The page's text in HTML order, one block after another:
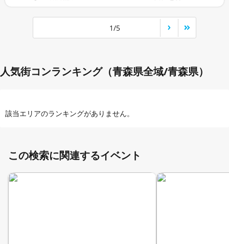
1/5
人気街コンランキング（青森県全域/青森県）
該当エリアのランキングがありません。
この検索に関連するイベント